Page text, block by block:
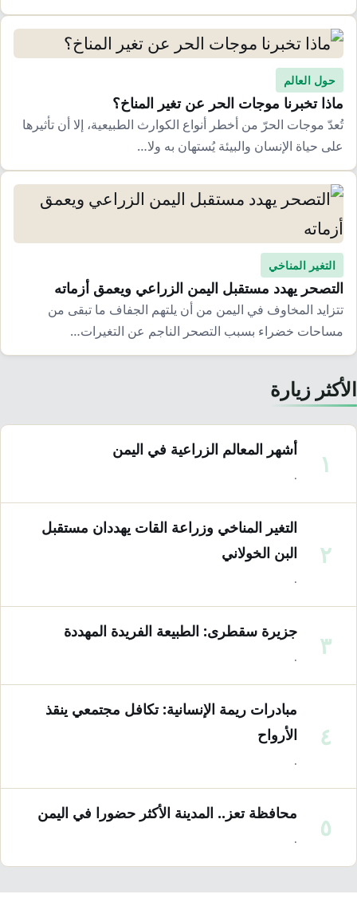
حول العالم
ماذا تخبرنا موجات الحر عن تغير المناخ؟
تُعدّ موجات الحرّ من أخطر أنواع الكوارث الطبيعية، إلا أن تأثيرها
على حياة الإنسان والبيئة يُستهان به ولا…
التغير المناخي
التصحر يهدد مستقبل اليمن الزراعي ويعمق أزماته
تتزايد المخاوف في اليمن من أن يلتهم الجفاف ما تبقى من
مساحات خضراء بسبب التصحر الناجم عن التغيرات…
زيارة
١ أشهر المعالم الزراعية في اليمن
٢
التغير المناخي وزراعة القات يهددان مستقبل
البن الخولاني
٣ جزيرة سقطرى: الطبيعة الفريدة المهددة
٤
مبادرات ريمة الإنسانية: تكافل مجتمعي ينقذ
الأرواح
٥ محافظة تعز.. المدينة الأكثر حضورا في اليمن